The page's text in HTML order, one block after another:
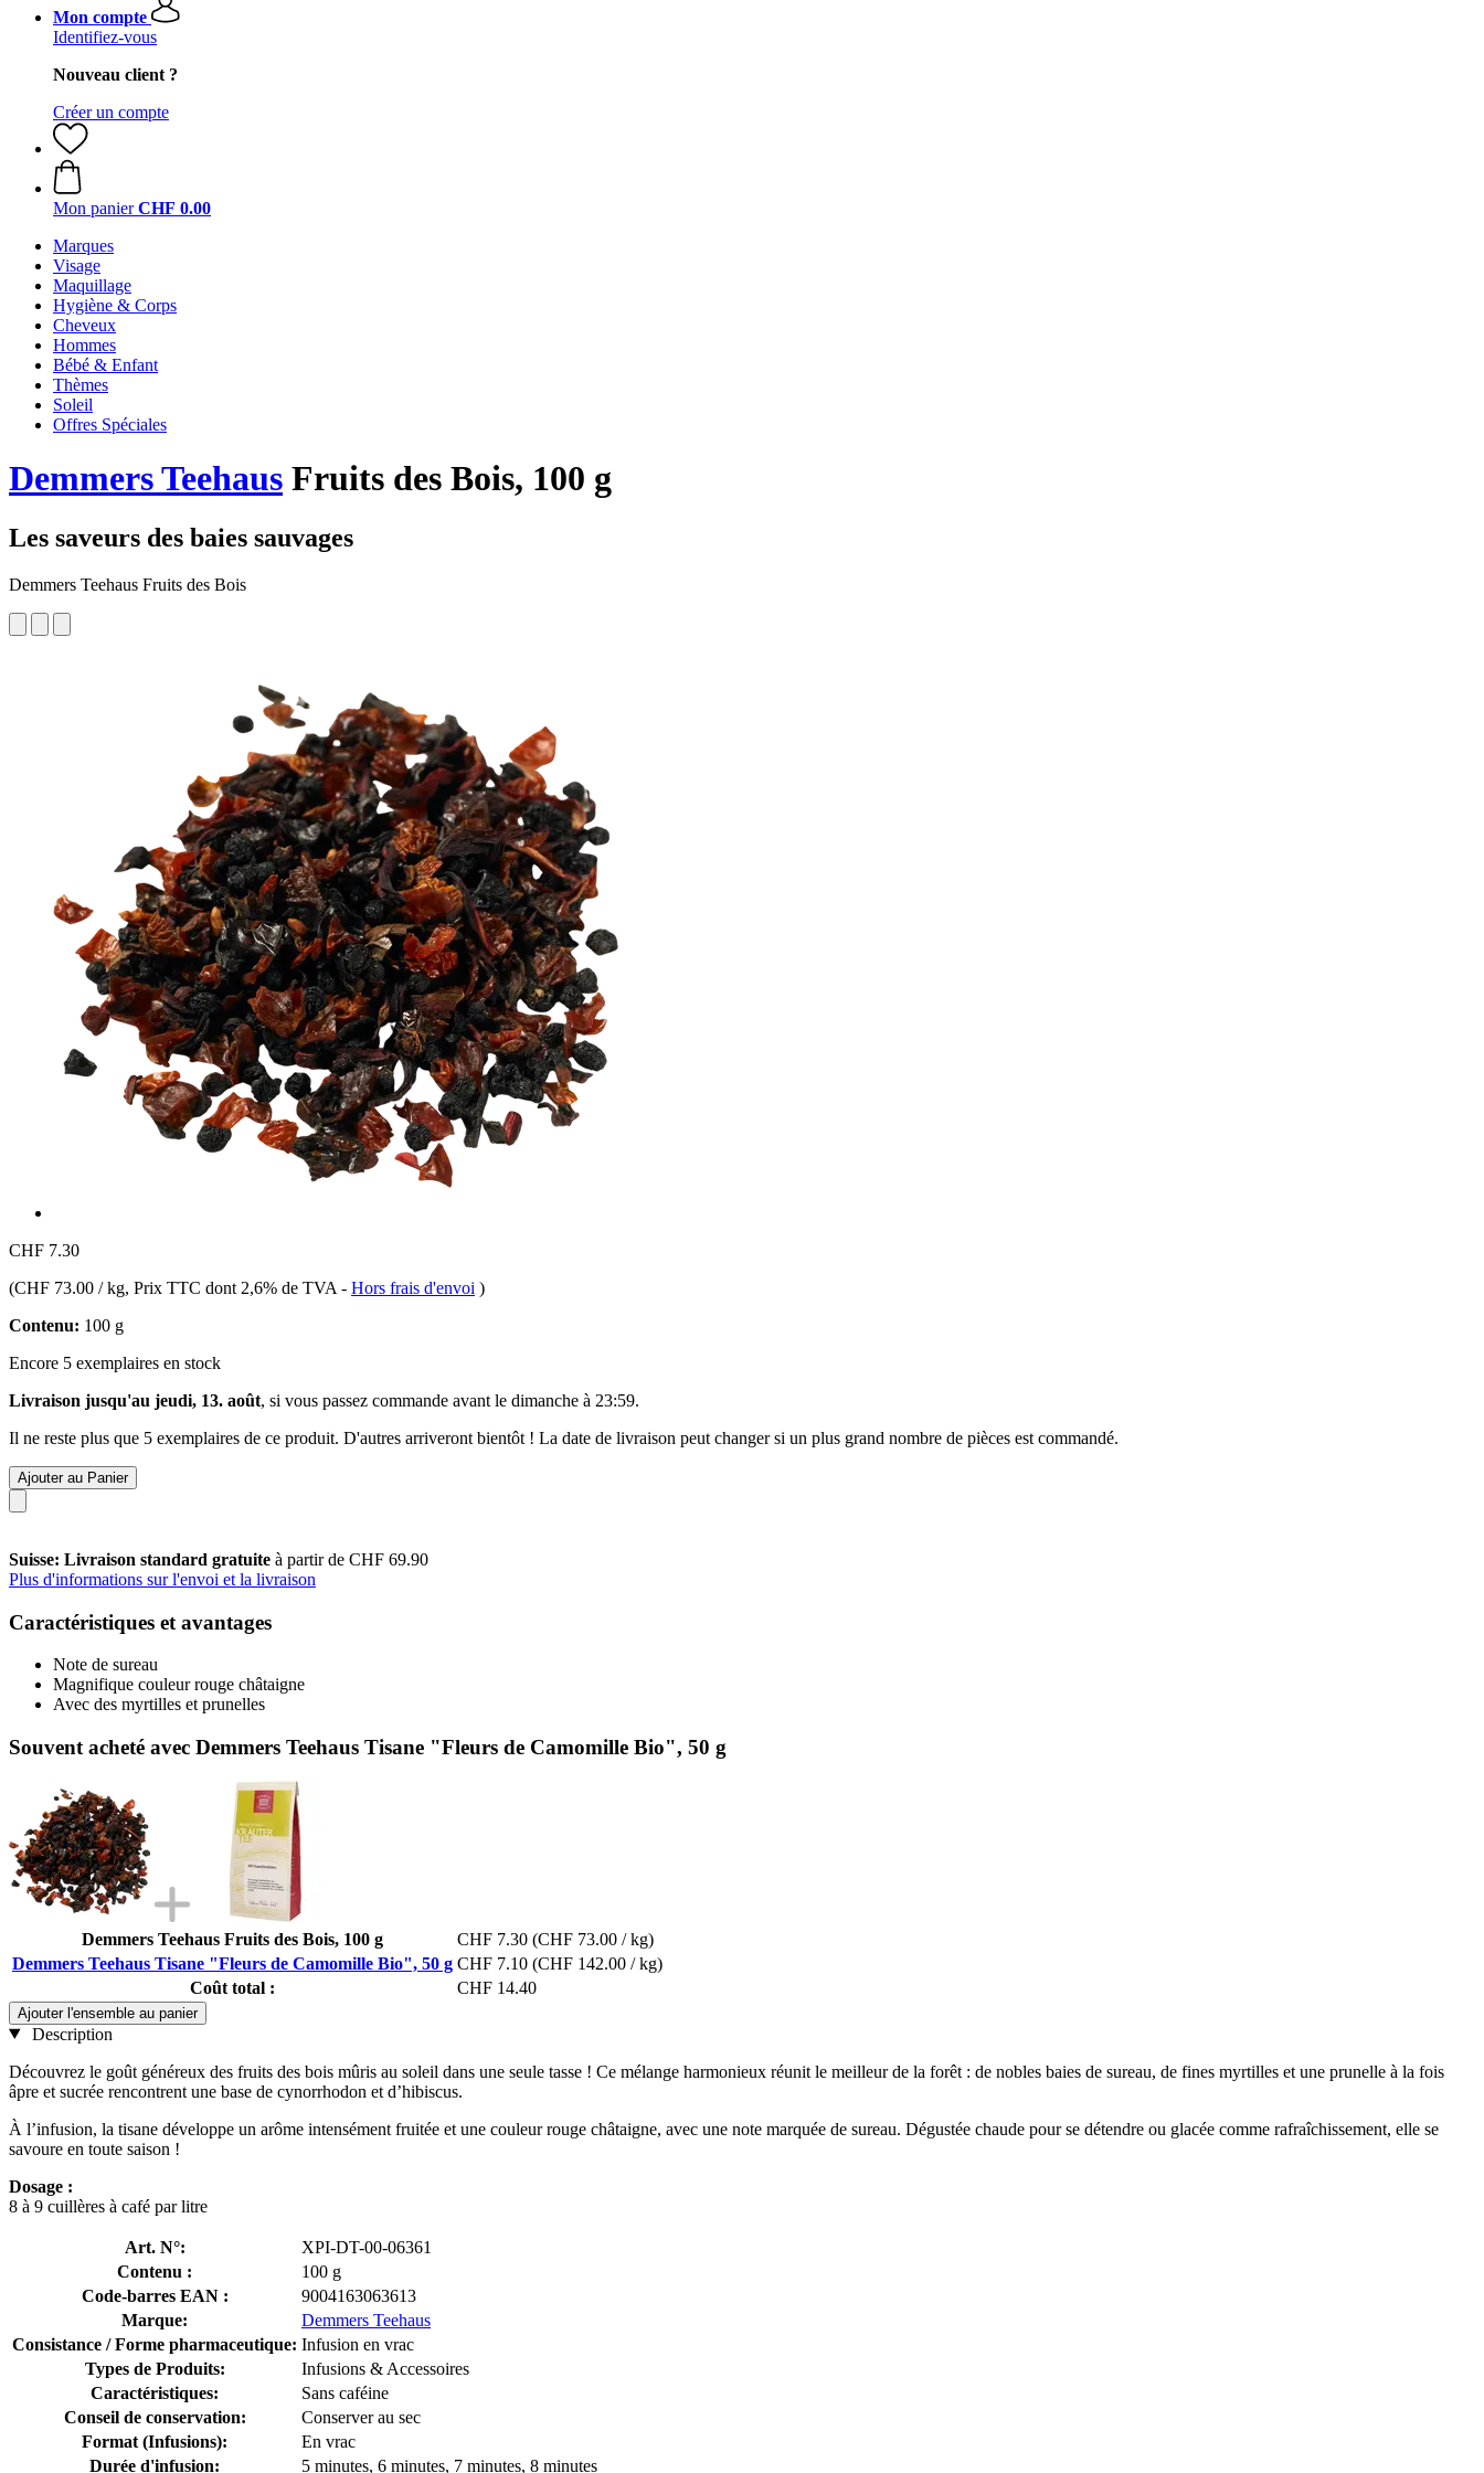
Mon compte
Identifiez-vous
Nouveau client ?
Créer un compte
Mon panier CHF 0.00
Marques
Visage
Maquillage
Hygiène & Corps
Cheveux
Hommes
Bébé & Enfant
Thèmes
Soleil
Offres Spéciales
Demmers Teehaus Fruits des Bois, 100 g
Les saveurs des baies sauvages
Demmers Teehaus Fruits des Bois
CHF 7.30
(CHF 73.00 / kg, Prix TTC dont 2,6% de TVA - Hors frais d'envoi )
Contenu: 100 g
Encore 5 exemplaires en stock
Livraison jusqu'au jeudi, 13. août, si vous passez commande avant le dimanche à 23:59.
Il ne reste plus que 5 exemplaires de ce produit. D'autres arriveront bientôt ! La date de livraison peut changer si un plus grand nombre de pièces est commandé.
Ajouter au Panier
Suisse: Livraison standard gratuite à partir de CHF 69.90
Plus d'informations sur l'envoi et la livraison
Caractéristiques et avantages
Note de sureau
Magnifique couleur rouge châtaigne
Avec des myrtilles et prunelles
Souvent acheté avec Demmers Teehaus Tisane "Fleurs de Camomille Bio", 50 g
Demmers Teehaus Fruits des Bois, 100 g CHF 7.30 (CHF 73.00 / kg)
Demmers Teehaus Tisane "Fleurs de Camomille Bio", 50 g CHF 7.10 (CHF 142.00 / kg)
Coût total :
CHF 14.40
Ajouter l'ensemble au panier
Description
Découvrez le goût généreux des fruits des bois mûris au soleil dans une seule tasse ! Ce mélange harmonieux réunit le meilleur de la forêt : de nobles baies de sureau, de fines myrtilles et une prunelle à la fois
âpre et sucrée rencontrent une base de cynorrhodon et d’hibiscus.
À l’infusion, la tisane développe un arôme intensément fruitée et une couleur rouge châtaigne, avec une note marquée de sureau. Dégustée chaude pour se détendre ou glacée comme rafraîchissement, elle se
savoure en toute saison !
Dosage :
8 à 9 cuillères à café par litre
Art. N°:
XPI-DT-00-06361
Contenu :
100 g
Code-barres EAN :
9004163063613
Marque:
Demmers Teehaus
Consistance / Forme pharmaceutique: Infusion en vrac
Types de Produits:
Infusions & Accessoires
Caractéristiques:
Sans caféine
Conseil de conservation:
Conserver au sec
Format (Infusions):
En vrac
Durée d'infusion:
5 minutes, 6 minutes, 7 minutes, 8 minutes